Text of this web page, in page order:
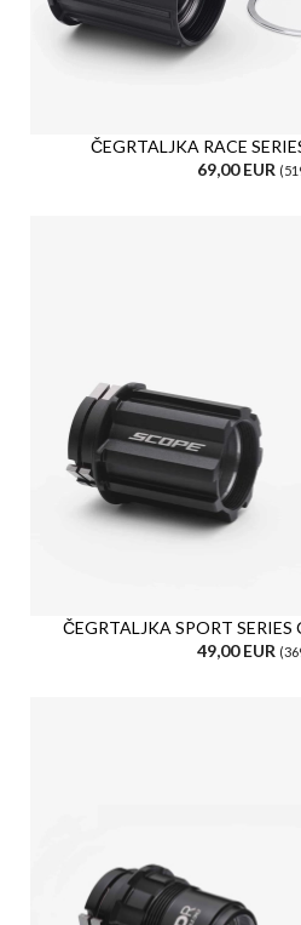
ČEGRTALJKA RACE
69,00 EUR
ČEGRTALJKA SPORT
49,00 EUR